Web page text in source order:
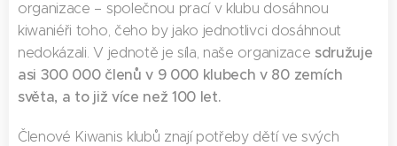
organizace – společnou prací v klubu dosáhnou
kiwaniéři toho, čeho by jako jednotlivci dosáhnout
nedokázali. V jednotě je síla, naše organizace sdružuje
asi 300 000 členů v 9 000 klubech v 80 zemích
světa, a to již více než 100 let.
Členové Kiwanis klubů znají potřeby dětí ve svých